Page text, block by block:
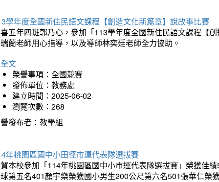
學年度全國新住民語文課程【創造文化新篇章】說故事比賽
五年四班郭乃心，參加「113學年度全國新住民語文課程【
蘭老師用心指導，以及導師林奕廷老師全力協助。
文
榮譽事項：全國競賽
發佈單位：教務處
建立時間：2025-06-02
瀏覽次數：268
發布者：教學組
年桃園區國中小田徑市運代表隊選拔賽
本校參加「114年桃園區國中小市運代表隊選拔賽」榮獲佳
第五名401顏宇樂榮獲國小男生200公尺第六名501張華仁